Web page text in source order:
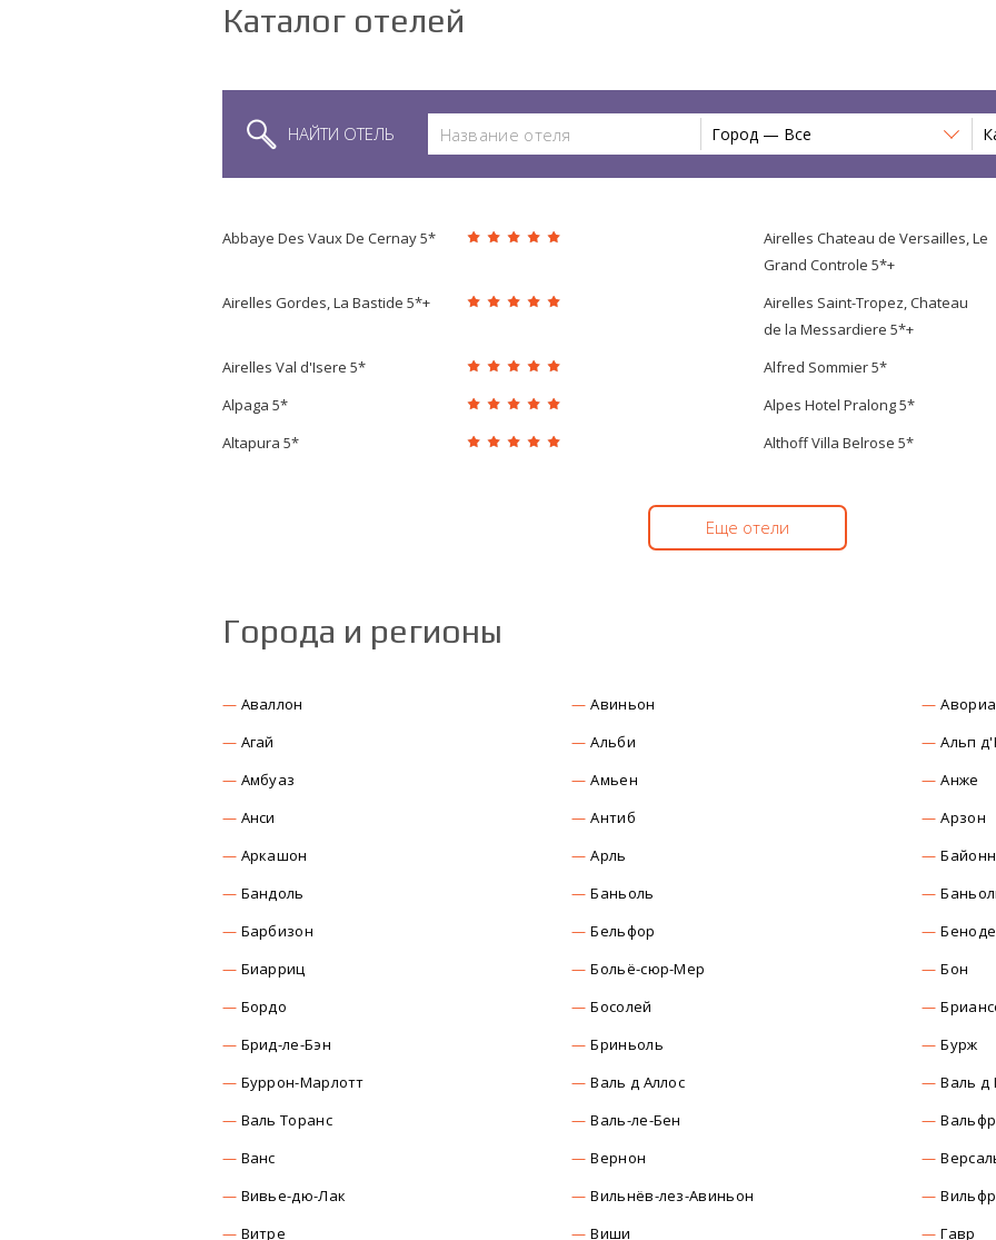
Каталог отелей
НАЙТИ ОТЕЛЬ Город — Все
Abbaye Des Vaux De Cernay 5*
Airelles Chateau de Versailles, Le
Grand Controle 5*+
Airelles Gordes, La Bastide 5*+
Airelles Saint-Tropez, Chateau
de la Messardiere 5*+
Airelles Val d'Isere 5*
Alfred Sommier 5*
Alpaga 5*
Alpes Hotel Pralong 5*
Altapura 5*
Althoff Villa Belrose 5*
Еще отели
Города и регионы
Аваллон Авиньон
Агай
Альби
Альп
Амбуаз
Амьен
Анже
Анси
Антиб
Арзон
Аркашон
Арль
Бандоль
Баньоль
Барбизон
Бельфор
Беноде
Биарриц
Больё-сюр-Мер
Бон
Бордо
Босолей
Брид-ле-Бэн
Бриньоль
Бурж
Буррон-Марлотт
Валь д Аллос
Валь д
Валь Торанс
Валь-ле-Бен
Ванс
Вернон
Вивье-дю-Лак
Вильнёв-лез-Авиньон
Витре
Виши
Гавр